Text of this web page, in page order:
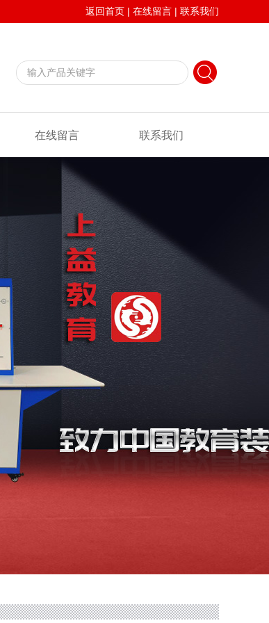
返回首页 | 在线留言 | 联系我们
在线留言 联系我们